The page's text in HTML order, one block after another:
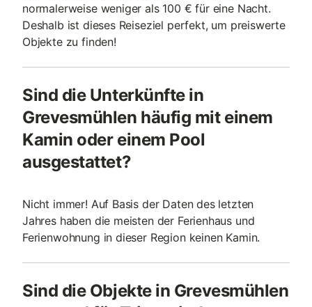
normalerweise weniger als 100 € für eine Nacht.
Deshalb ist dieses Reiseziel perfekt, um preiswerte
Objekte zu finden!
Sind die Unterkünfte in
Grevesmühlen häufig mit einem
Kamin oder einem Pool
ausgestattet?
Nicht immer! Auf Basis der Daten des letzten
Jahres haben die meisten der Ferienhaus und
Ferienwohnung in dieser Region keinen Kamin.
Sind die Objekte in Grevesmühlen